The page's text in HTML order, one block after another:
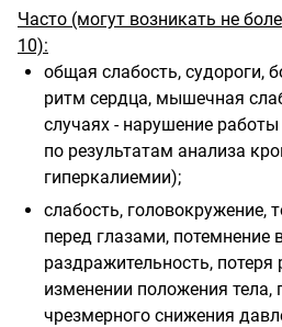
Часто (могут возникать не
10):
общая слабость, судороги,
ритм сердца, мышечная
случаях - нарушение
по результатам анализа
гиперкалиемии);
слабость, головокружение,
перед глазами, потемнение
раздражительность,
изменении положения тела,
чрезмерного снижения